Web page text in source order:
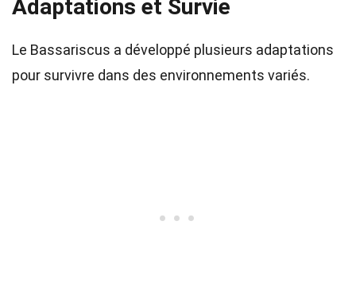
Adaptations et Survie
Le Bassariscus a développé plusieurs adaptations
pour survivre dans des environnements variés.